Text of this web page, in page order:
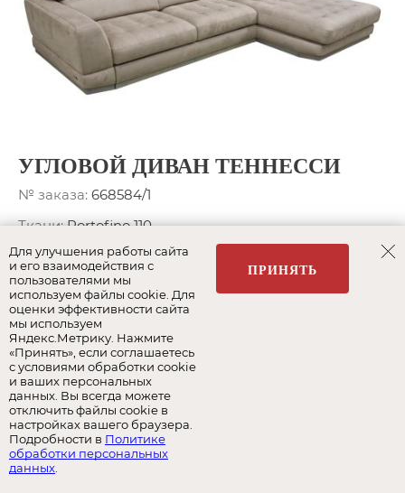
УГЛОВОЙ ДИВАН ТЕННЕССИ
№ заказа: 668584/1
Ткани:Portofino 110
Спальное место:197 x 160 см.
Ширина:297 см.
Глубина:195 см.
Подробнее о модели
615 974РУБ.
977 737 РУБ.
СКИДКА 37%
Для улучшения работы сайта
и его взаимодействия с
пользователями мы
используем файлы cookie. Для
оценки эффективности сайта
мы используем
Яндекс.Метрику. Нажмите
«Принять», если соглашаетесь
с условиями обработки cookie
и ваших персональных
данных. Вы всегда можете
отключить файлы cookie в
настройках вашего браузера.
Подробности в Политике
обработки персональных
данных
ПРИНЯТЬ